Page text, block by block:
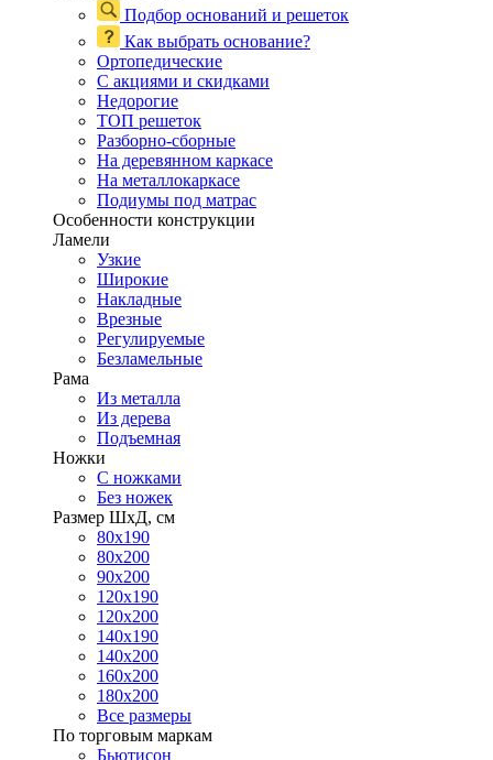
Подбор оснований и решеток
Как выбрать основание?
Ортопедические
С акциями и скидками
Недорогие
ТОП решеток
Разборно-сборные
На деревянном каркасе
На металлокаркасе
Подиумы под матрас
Особенности конструкции
Ламели
Узкие
Широкие
Накладные
Врезные
Регулируемые
Безламельные
Рама
Из металла
Из дерева
Подъемная
Ножки
С ножками
Без ножек
Размер ШхД, см
80х190
80х200
90х200
120х190
120х200
140х190
140х200
160х200
180х200
Все размеры
По торговым маркам
Бьютисон